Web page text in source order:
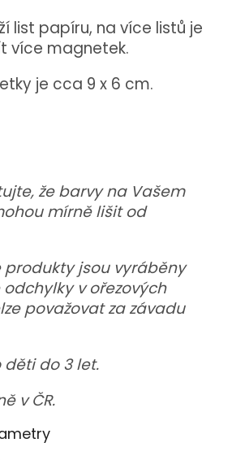
list papíru, na více listů je
více magnetek.
je cca 9 x 6 cm.
že barvy na Vašem
mírně lišit od
produkty jsou vyráběny
v ořezových
považovat za závadu
do 3 let.
v ČR.